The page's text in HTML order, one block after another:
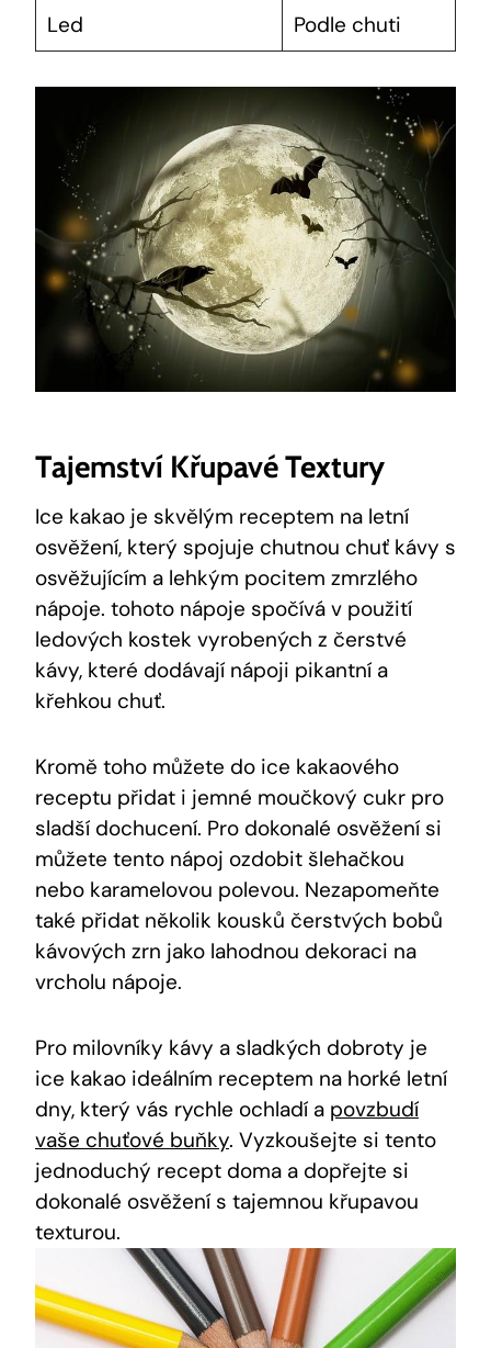
Led Podle chuti
Tajemství Křupavé Textury
Ice kakao je ⁢skvělým receptem na letní
osvěžení, který spojuje⁤ chutnou chuť kávy s
osvěžujícím a lehkým pocitem zmrzlého⁢
nápoje. ⁢tohoto nápoje spočívá​ v ⁣použití
ledových kostek vyrobených z čerstvé
kávy, které ⁢dodávají nápoji ⁤pikantní a
křehkou ⁣chuť.
Kromě toho můžete do ice⁤ kakaového
receptu přidat i jemné moučkový cukr pro
sladší dochucení. Pro dokonalé osvěžení si
můžete tento nápoj ozdobit šlehačkou
nebo karamelovou ‍polevou. Nezapomeňte
také přidat několik kousků čerstvých bobů
kávových zrn jako lahodnou dekoraci na ​
vrcholu nápoje.
Pro milovníky kávy a sladkých dobroty je
ice kakao ideálním receptem na horké letní
dny, který ⁤vás rychle ochladí a povzbudí
vaše chuťové buňky. Vyzkoušejte si tento
jednoduchý recept doma a dopřejte si
dokonalé osvěžení s tajemnou křupavou
texturou.